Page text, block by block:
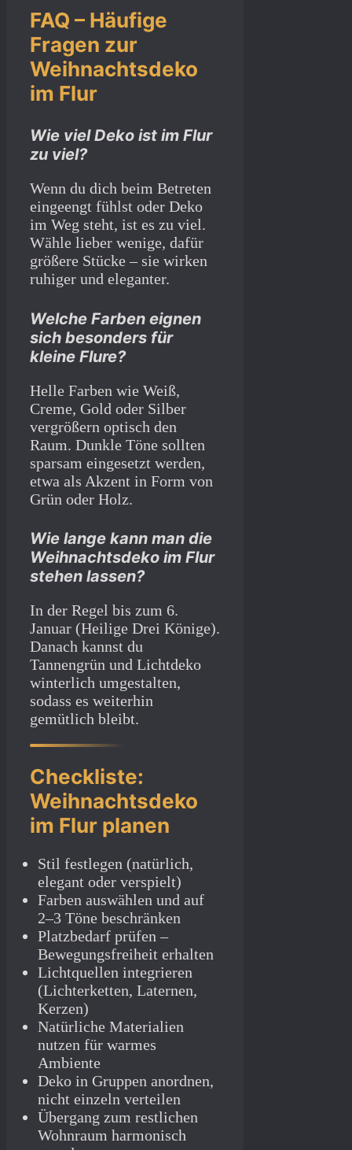
FAQ – Häufige
Fragen zur
Weihnachtsdeko
im Flur
Wie viel Deko ist im Flur
zu viel?
Wenn du dich beim Betreten
eingeengt fühlst oder Deko
im Weg steht, ist es zu viel.
Wähle lieber wenige, dafür
größere Stücke – sie wirken
ruhiger und eleganter.
Welche Farben eignen
sich besonders für
kleine Flure?
Helle Farben wie Weiß,
Creme, Gold oder Silber
vergrößern optisch den
Raum. Dunkle Töne sollten
sparsam eingesetzt werden,
etwa als Akzent in Form von
Grün oder Holz.
Wie lange kann man die
Weihnachtsdeko im Flur
stehen lassen?
In der Regel bis zum 6.
Januar (Heilige Drei Könige).
Danach kannst du
Tannengrün und Lichtdeko
winterlich umgestalten,
sodass es weiterhin
gemütlich bleibt.
Checkliste:
Weihnachtsdeko
im Flur planen
Stil festlegen (natürlich,
elegant oder verspielt)
Farben auswählen und auf
2–3 Töne beschränken
Platzbedarf prüfen –
Bewegungsfreiheit erhalten
Lichtquellen integrieren
(Lichterketten, Laternen,
Kerzen)
Natürliche Materialien
nutzen für warmes
Ambiente
Deko in Gruppen anordnen,
nicht einzeln verteilen
Übergang zum restlichen
Wohnraum harmonisch